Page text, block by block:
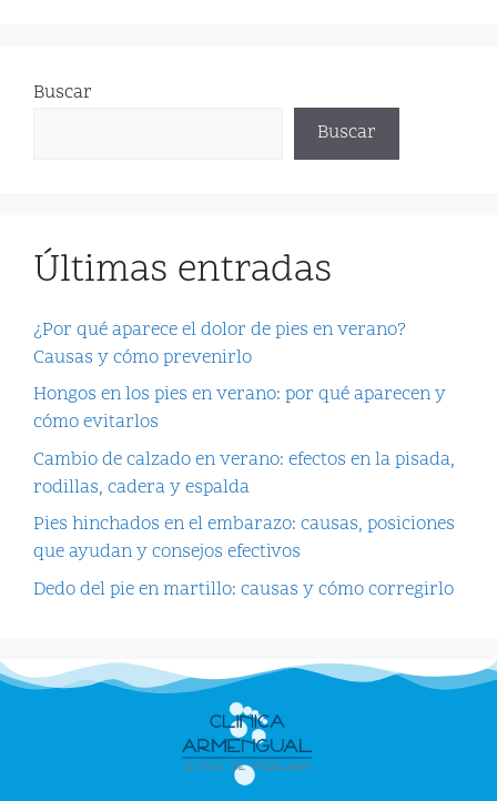
Buscar
Buscar
Últimas entradas
¿Por qué aparece el dolor de pies en verano?
Causas y cómo prevenirlo
Hongos en los pies en verano: por qué aparecen y
cómo evitarlos
Cambio de calzado en verano: efectos en la pisada,
rodillas, cadera y espalda
Pies hinchados en el embarazo: causas, posiciones
que ayudan y consejos efectivos
Dedo del pie en martillo: causas y cómo corregirlo